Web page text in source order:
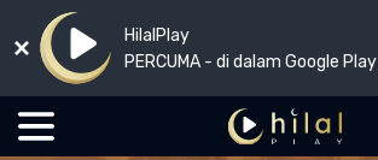
HilalPlay
PERCUMA - di dalam Google Play